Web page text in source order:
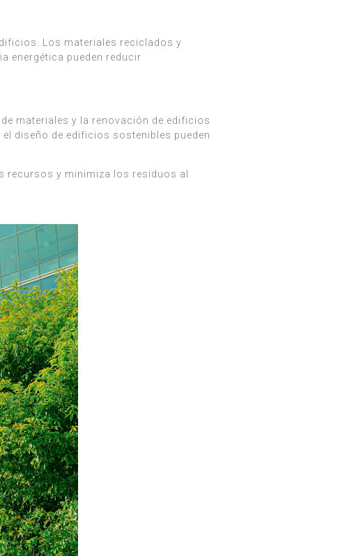
Los materiales reciclados y
energética pueden reducir
materiales y la renovación de edificios
diseño de edificios sostenibles pueden
recursos y minimiza los residuos al